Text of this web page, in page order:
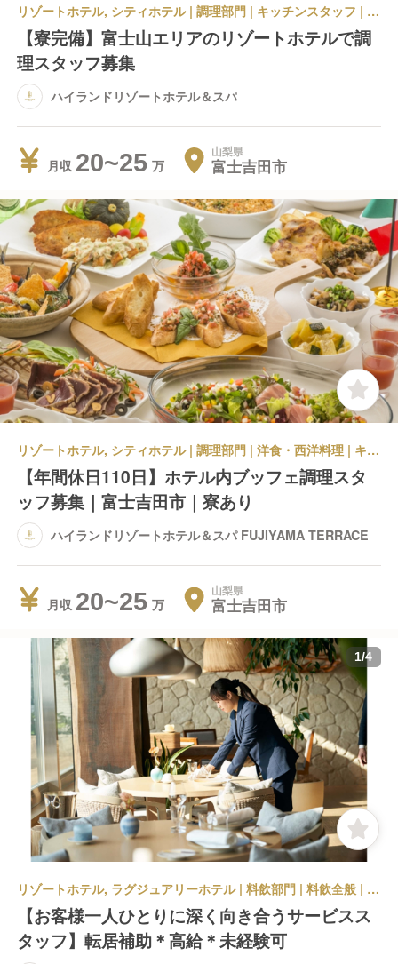
リゾートホテル, シティホテル | 調理部門 | キッチンスタッフ | ハイランドリゾートホテル＆スパ
【寮完備】富士山エリアのリゾートホテルで調
理スタッフ募集
ハイランドリゾートホテル＆スパ
月収 20~25 山梨県
富士吉田市
リゾートホテル, シティホテル | 調理部門 | 洋食・西洋料理 | キッチンスタッフ | ハイランドリゾートホテル＆スパ FUJIYAMA TERRACE
【年間休日110日】ホテル内ブッフェ調理スタ
ッフ募集｜富士吉田市｜寮あり
ハイランドリゾートホテル＆スパ FUJIYAMA TERRACE
月収 20~25 山梨県
富士吉田市
1/4
リゾートホテル, ラグジュアリーホテル | 料飲部門 | 料飲全般 | UMITO熱海本邸 UMITO熱海本邸
【お客様一人ひとりに深く向き合うサービスス
タッフ】転居補助＊高給＊未経験可